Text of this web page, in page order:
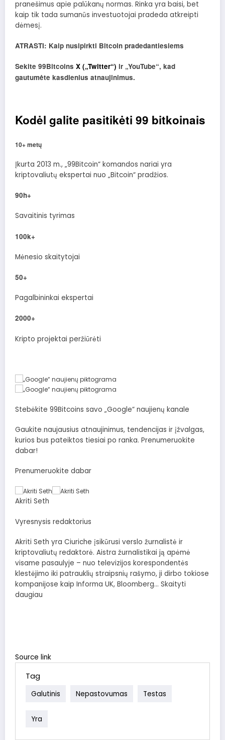
pranešimus apie palūkanų normas. Rinka yra baisi, bet
kaip tik tada sumanūs investuotojai pradeda atkreipti
dėmesį.
ATRASTI: Kaip nusipirkti Bitcoin pradedantiesiems
Sekite 99Bitcoins X („Twitter“) ir „YouTube“, kad
gautumėte kasdienius atnaujinimus.
Kodėl galite pasitikėti 99 bitkoinais
10+ metų
Įkurta 2013 m., „99Bitcoin“ komandos nariai yra
kriptovaliutų ekspertai nuo „Bitcoin“ pradžios.
90h+
Savaitinis tyrimas
100k+
Mėnesio skaitytojai
50+
Pagalbininkai ekspertai
2000+
Kripto projektai peržiūrėti
Stebėkite 99Bitcoins savo „Google“ naujienų kanale
Gaukite naujausius atnaujinimus, tendencijas ir įžvalgas,
kurios bus pateiktos tiesiai po ranka. Prenumeruokite
dabar!
Prenumeruokite dabar
Akriti Seth
Vyresnysis redaktorius
Akriti Seth yra Ciuriche įsikūrusi verslo žurnalistė ir
kriptovaliutų redaktorė. Aistra žurnalistikai ją apėmė
visame pasaulyje – nuo ​​televizijos korespondentės
klestėjimo iki patrauklių straipsnių rašymo, ji dirbo tokiose
kompanijose kaip Informa UK, Bloomberg… Skaityti
daugiau
Source link
Tag
Galutinis Nepastovumas Testas
Yra